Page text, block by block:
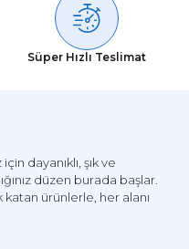
Süper Hızlı Teslimat
dayanıklı, şık ve
düzen burada başlar.
katan ürünlerle, her alanı